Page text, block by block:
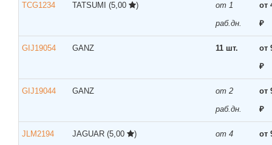
TCG1234 TATSUMI (5,00 )
от 1
раб.дн.
от
₽
GIJ19054 GANZ 11 шт.
от
₽
GIJ19044 GANZ
от 2
раб.дн.
от
₽
JLM2194 JAGUAR (5,00 )
от 4
от